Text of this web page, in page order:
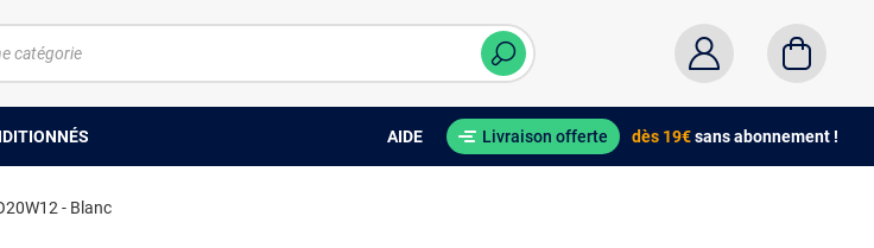
AIDE Livraison offerte dès 19€sans abonnement !
- Blanc